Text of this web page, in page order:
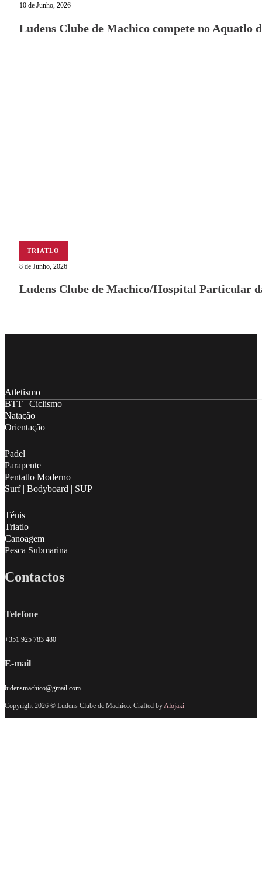
10 de Junho, 2026
Ludens Clube de Machico compete no Aquatlo
TRIATLO
8 de Junho, 2026
Ludens Clube de Machico/Hospital Particular
Atletismo
BTT | Ciclismo
Natação
Orientação
Padel
Parapente
Pentatlo Moderno
Surf | Bodyboard | SUP
Ténis
Triatlo
Canoagem
Pesca Submarina
Contactos
Telefone
+351 925 783 480
E-mail
ludensmachico@gmail.com
Copyright 2026 © Ludens Clube de Machico. Crafted byAlojaki